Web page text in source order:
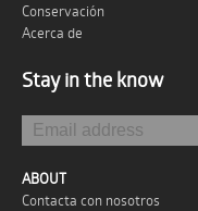
Conservación
Acerca de
Stay in the know
ABOUT
Contacta con nosotros